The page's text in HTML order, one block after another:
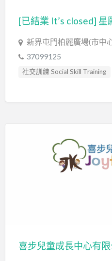
新界屯門柏麗廣場(市中
37099125
社交訓練 Social Skill Training